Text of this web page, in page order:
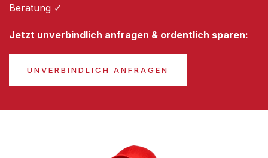
Beratung ✓
Jetzt unverbindlich anfragen & ordentlich sparen:
UNVERBINDLICH ANFRAGEN